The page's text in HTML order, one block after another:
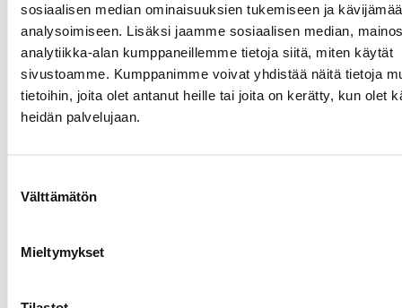
sosiaalisen median ominaisuuksien tukemiseen ja
analysoimiseen. Lisäksi jaamme sosiaalisen median,
analytiikka-alan kumppaneillemme tietoja siitä, miten käytät
sivustoamme. Kumppanimme voivat yhdistää näitä tietoja
tietoihin, joita olet antanut heille tai joita on kerätty, kun olet
heidän palvelujaan.
Välttämätön
Mieltymykset
Näytä lisää
Liikkuminen, kuljetus ja
Vinkkejä liikkumiseen Tuusulan taiteiden yössä:
Kävele tai polkupyöräile.